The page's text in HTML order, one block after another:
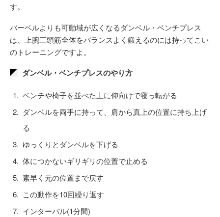
す。
バーベルよりも可動域が広くなるダンベル・ベンチプレス
は、上腕三頭筋全体をバランスよく鍛えるのには持ってこい
のトレーニングですよ。
ダンベル・ベンチプレスのやり方
ベンチや椅子を並べた上に仰向けで寝っ転がる
ダンベルを両手に持って、肩から真上の位置に持ち上げ
る
ゆっくりとダンベルを下げる
体につかないギリギリの位置で止める
素早く元の位置まで戻す
この動作を10回繰り返す
インターバル(1分間)